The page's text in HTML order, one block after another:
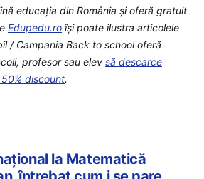
educaţia din România şi oferă gratuit
Edupedu.ro îşi poate ilustra articolele
/ Campania Back to school oferă
profesor sau elev să descarce
discount.
la Matematică